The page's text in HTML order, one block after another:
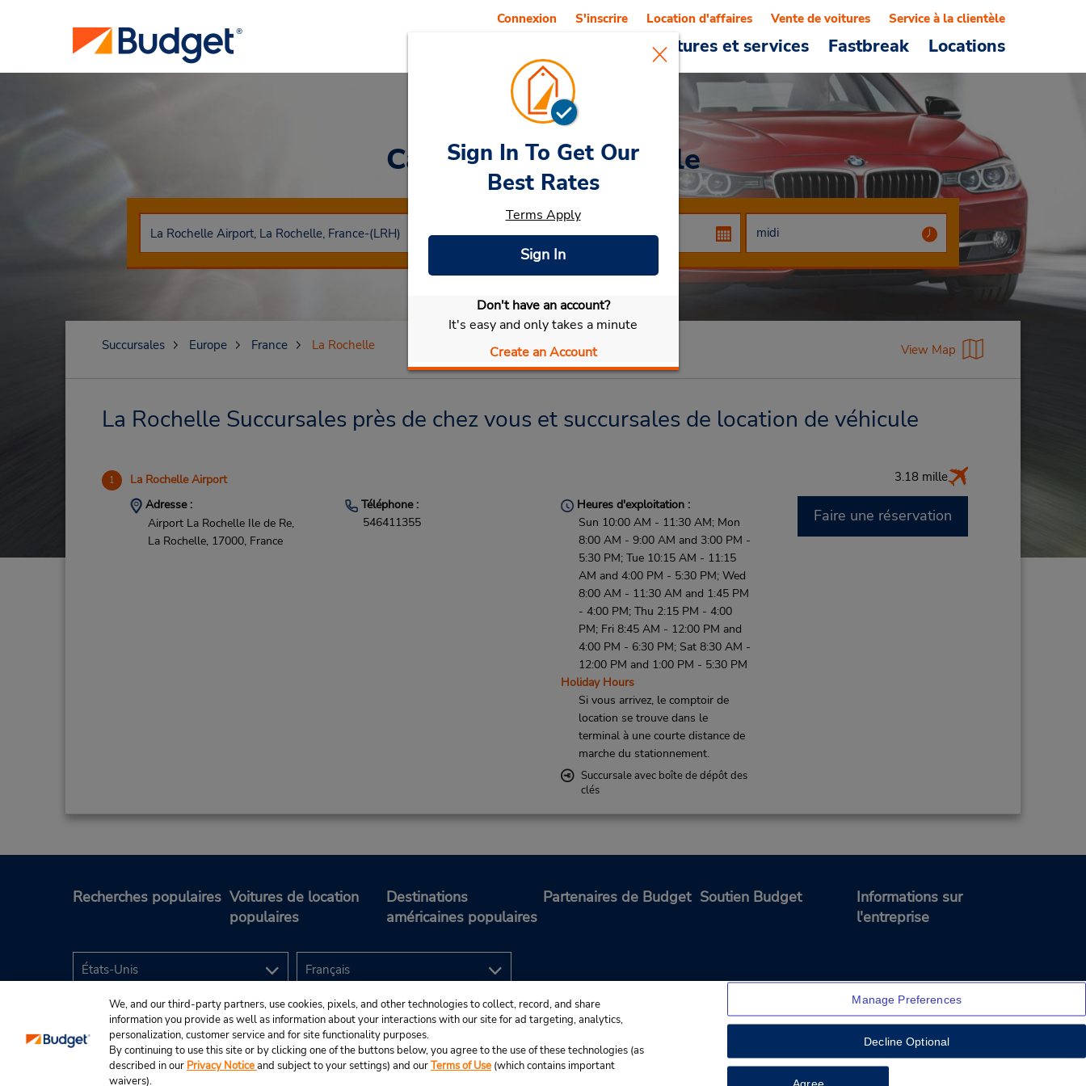
Voitures et services Fastbreak Locations
Connexion S'inscrire Location d'affaires Vente de voitures Service à la clientèle
Car RentalLa Rochelle
Sélectionner ma voiture
Sign In To Get Our
Best Rates
Terms Apply
Sign In
Don't have an account?
It's easy and only takes a minute
Create an Account
Succursales Europe France La Rochelle View Map
La Rochelle Succursales près de chez vous et succursales de location de véhicule
1 La Rochelle Airport 3.18 mille
Adresse :
Airport La Rochelle Ile de Re,
La Rochelle, 17000, France
Téléphone :
546411355
Heures d'exploitation :
Sun 10:00 AM - 11:30 AM; Mon
8:00 AM - 9:00 AM and 3:00 PM -
5:30 PM; Tue 10:15 AM - 11:15
AM and 4:00 PM - 5:30 PM; Wed
8:00 AM - 11:30 AM and 1:45 PM
- 4:00 PM; Thu 2:15 PM - 4:00
PM; Fri 8:45 AM - 12:00 PM and
4:00 PM - 6:30 PM; Sat 8:30 AM -
12:00 PM and 1:00 PM - 5:30 PM
Holiday Hours
Si vous arrivez, le comptoir de
location se trouve dans le
terminal à une courte distance de
marche du stationnement.
Succursale avec boîte de dépôt des
clés
Faire une réservation
Recherches populaires Voitures de location
populaires
Destinations
américaines populaires
Partenaires de Budget Soutien Budget
Informations sur
l'entreprise
© Budget Rent A Car System, Inc., 2025.
We, and our third-party partners, use cookies, pixels, and other technologies to collect, record, and share
information you provide as well as information about your interactions with our site for ad targeting, analytics,
personalization, customer service and for site functionality purposes.
By continuing to use this site or by clicking one of the buttons below, you agree to the use of these technologies (as
described in our Privacy Noticeand subject to your settings) and ourTerms of Use (which contains important
waivers).
Manage Preferences
Decline Optional
Agree